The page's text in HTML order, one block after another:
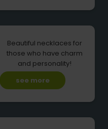
Beautiful necklaces for
those who have charm
and personality!
see more